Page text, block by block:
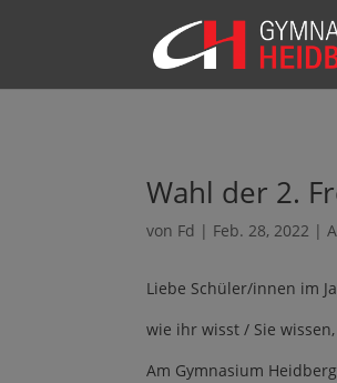
Wahl der 2.
von Fd | Feb. 28, 2022 |
Liebe Schüler/innen im
wie ihr wisst / Sie
Am Gymnasium